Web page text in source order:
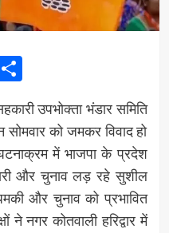
Share
उपभोक्ता भंडार समिति
को जमकर विवाद हो
में भाजपा के प्रदेश
और चुनाव लड़ रहे सुशील
और चुनाव को प्रभावित
नगर कोतवाली हरिद्वार में